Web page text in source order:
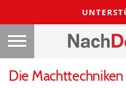
Die